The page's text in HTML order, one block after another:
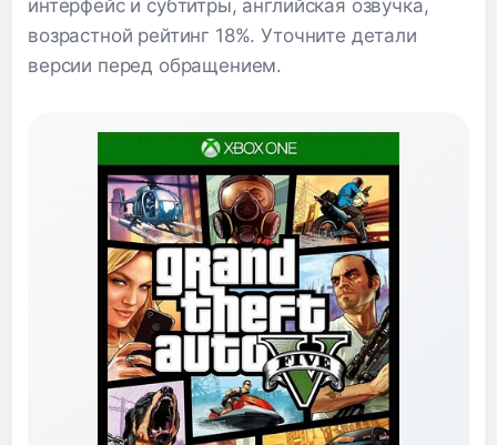
интерфейс и субтитры, английская озвучка,
возрастной рейтинг 18%. Уточните детали
версии перед обращением.